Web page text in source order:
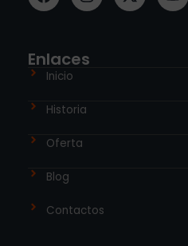
Enlaces
Inicio
Historia
Oferta
Blog
Contactos